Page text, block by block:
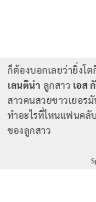
ก็ต้องบอกเลยว่ายิ่งโ
เลนติน่า ลูกสาว เอส
สาวคนสวยชาวเยอร
ทำอะไรที่ไหนแฟนคลั
ของลูกสาว